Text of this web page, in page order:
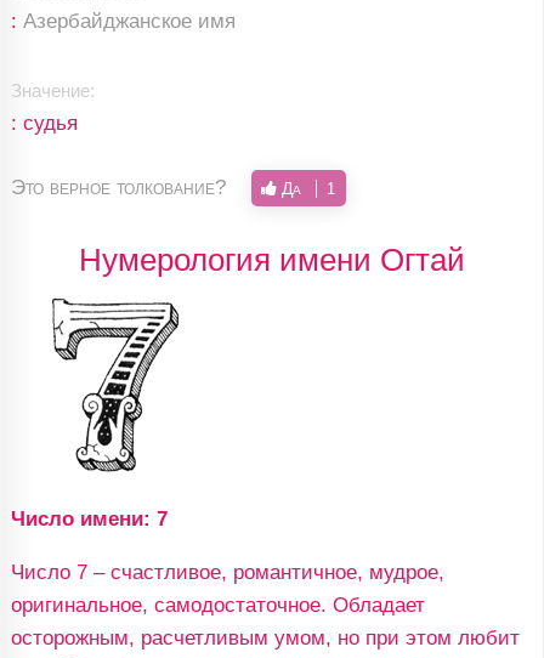
: Азербайджанское имя
Значение:
: судья
Это верное толкование? Да 1
Нумерология имени Огтай
Число имени: 7
Число 7 – счастливое, романтичное, мудрое,
оригинальное, самодостаточное. Обладает
осторожным, расчетливым умом, но при этом любит